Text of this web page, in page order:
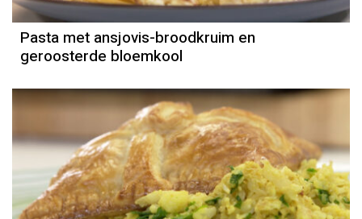
Pasta met ansjovis-broodkruim en
geroosterde bloemkool
Recept
Sandra Ysbrandy